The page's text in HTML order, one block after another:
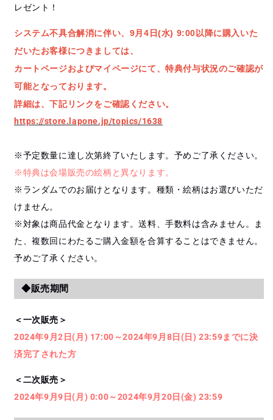
レゼント！
システム不具合解消に伴い、9月4日(水) 9:00以降に購入いた
だいたお客様につきましては、
カートページおよびマイページにて、特典付与状況のご確認が
可能となっております。
詳細は、下記リンクをご確認ください。
https://store.lapone.jp/topics/1638
※予定数量に達し次第終了いたします。予めご了承ください。
※特典は会場販売の絵柄と異なります。
※ランダムでのお届けとなります。種類・絵柄はお選びいただ
けません。
※対象は商品代金となります。送料、手数料は含みません。ま
た、複数回にわたるご購入金額を合算することはできません。
予めご了承ください。
◆販売期間
＜一次販売＞
2024年9月2日(月) 17:00～2024年9月8日(日) 23:59までに決
済完了された方
＜二次販売＞
2024年9月9日(月) 0:00～2024年9月20日(金) 23:59